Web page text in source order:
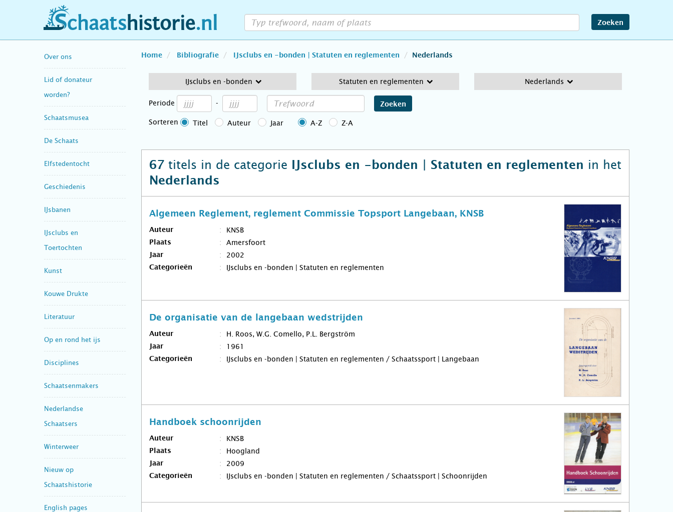
schaatshistorie.nl Zoeken
Over ons
Lid of donateur
worden?
Schaatsmusea
De Schaats
Elfstedentocht
Geschiedenis
IJsbanen
IJsclubs en
Toertochten
Kunst
Kouwe Drukte
Literatuur
Op en rond het ijs
Disciplines
Schaatsenmakers
Nederlandse
Schaatsers
Winterweer
Nieuw op
Schaatshistorie
English pages
Home Bibliografie IJsclubs en -bonden | Statuten en reglementen Nederlands
IJsclubs en -bonden Statuten en reglementen Nederlands
Periode - Zoeken
Sorteren Titel Auteur Jaar A-Z Z-A
67 titels in de categorie IJsclubs en -bonden | Statuten en reglementen in het
Nederlands
Algemeen Reglement, reglement Commissie Topsport Langebaan, KNSB
Auteur KNSB
Plaats Amersfoort
Jaar 2002
Categorieën IJsclubs en -bonden | Statuten en reglementen
De organisatie van de langebaan wedstrijden
Auteur H. Roos, W.G. Comello, P.L. Bergström
Jaar 1961
Categorieën IJsclubs en -bonden | Statuten en reglementen / Schaatssport | Langebaan
Handboek schoonrijden
Auteur KNSB
Plaats Hoogland
Jaar 2009
Categorieën IJsclubs en -bonden | Statuten en reglementen / Schaatssport | Schoonrijden